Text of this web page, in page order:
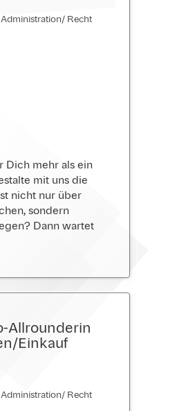
Recht
Dich mehr als ein
mit uns die
nicht nur über
sondern
Dann wartet
Allrounderin
Einkauf
Recht